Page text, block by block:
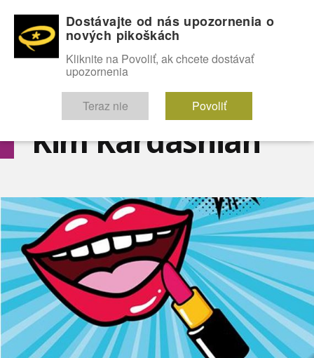
OMG! SEXICE
Kim Kardashian
Dostávajte od nás upozornenia o
nových pikoškách
Kliknite na Povoliť, ak chcete dostávať
upozornenia
Teraz nie Povoliť